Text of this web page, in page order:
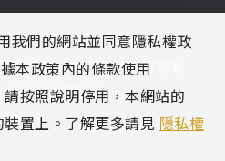
All Rights Reserved.
權所有，未經同意不得轉載
MINMAX 網頁設計
域
我們的網站並同意隱私權政
本政策內的條款使用
按照說明停用，本網站的
置上。了解更多請見 隱私權